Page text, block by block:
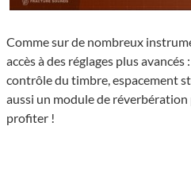
Comme sur de nombreux
accès à des réglages plus
contrôle du timbre, espacement
aussi un module de réverbération
profiter !